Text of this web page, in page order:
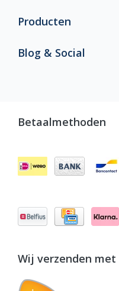
Producten
Blog & Social
Betaalmethoden
Wij verzenden met